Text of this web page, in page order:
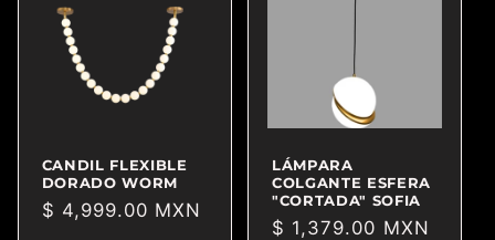
CANDIL FLEXIBLE
DORADO WORM
Precio
$ 4,999.00 MXN
LÁMPARA
COLGANTE ESFERA
"CORTADA" SOFIA
Precio
$ 1,379.00 MXN